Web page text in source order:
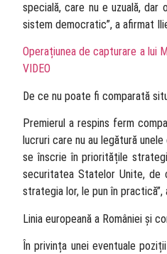
specială, care nu e uzuală,
sistem democratic”, a afirmat
Operațiunea de capturare a lui
VIDEO
De ce nu poate fi comparată
Premierul a respins ferm
lucruri care nu au legătură
se înscrie în prioritățile
securitatea Statelor Unite, de
strategia lor, le pun în
Linia europeană a României și
În privința unei eventuale